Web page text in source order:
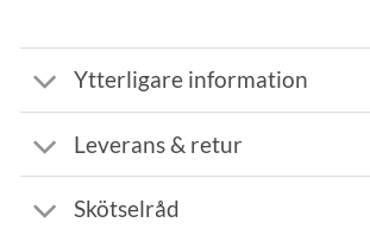
Ytterligare information
Leverans & retur
Skötselråd